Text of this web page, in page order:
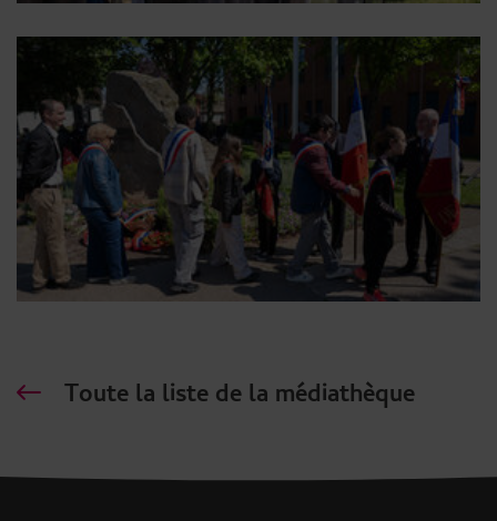
Toute la liste de la médiathèque